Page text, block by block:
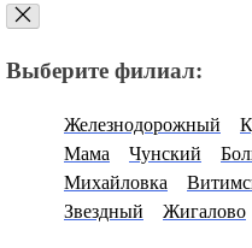
Выберите филиал:
Железнодорожный
Мама
Чунский
Михайловка
Звездный
Жигалово